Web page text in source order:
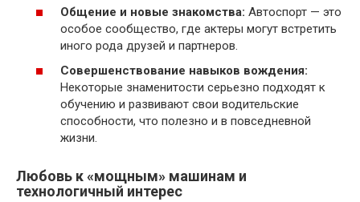
Общение и новые знакомства: Автоспорт — это
особое сообщество, где актеры могут встретить
иного рода друзей и партнеров.
Совершенствование навыков вождения:
Некоторые знаменитости серьезно подходят к
обучению и развивают свои водительские
способности, что полезно и в повседневной
жизни.
Любовь к «мощным» машинам и
технологичный интерес